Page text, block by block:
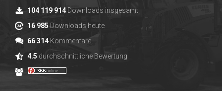
104 119 914Downloads insgesamt
16 985Downloads heute
66 314Kommentare
4.5 durchschnittliche Bewertung